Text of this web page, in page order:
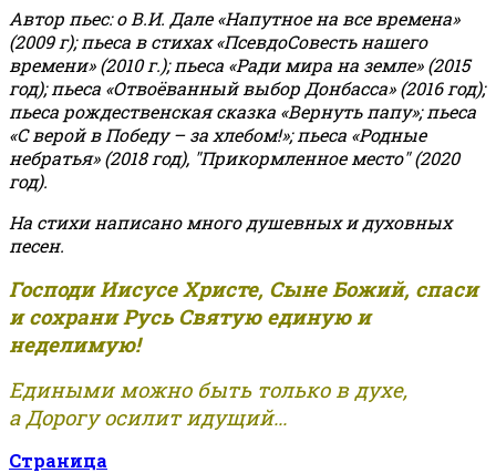
Автор пьес: о В.И. Дале «Напутное на все времена»
(2009 г); пьеса в стихах «ПсевдоСовесть нашего
времени» (2010 г.); пьеса «Ради мира на земле» (2015
год); пьеса «Отвоёванный выбор Донбасса» (2016 год);
пьеса рождественская сказка «Вернуть папу»; пьеса
«С верой в Победу – за хлебом!»;пьеса «Родные
небратья» (2018 год), "Прикормленное место" (2020
год).
На стихи написано много душевных и духовных
песен.
Господи Иисусе Христе, Сыне Божий, спаси
и сохрани Русь Святую единую и
неделимую!
Едиными можно быть только в духе,
а Дорогу осилит идущий...
Страница